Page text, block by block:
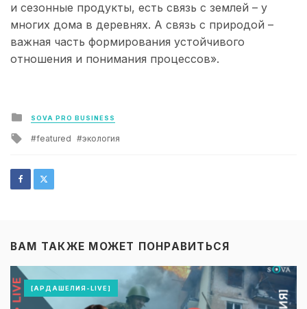
и сезонные продукты, есть связь с землей – у
многих дома в деревнях. А связь с природой –
важная часть формирования устойчивого
отношения и понимания процессов».
Posted
in
SOVA PRO BUSINESS
Tagged
featured экология
ВАМ ТАКЖЕ МОЖЕТ ПОНРАВИТЬСЯ
[АРДАШЕЛИЯ-LIVE]